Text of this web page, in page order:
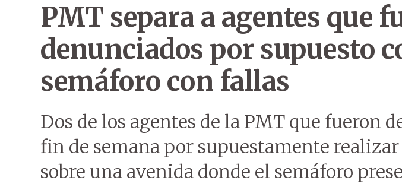
PMT separa a agentes que
denunciados por supuesto
semáforo con fallas
Dos de los agentes de la PMT que fueron
fin de semana por supuestamente
sobre una avenida donde el semáforo